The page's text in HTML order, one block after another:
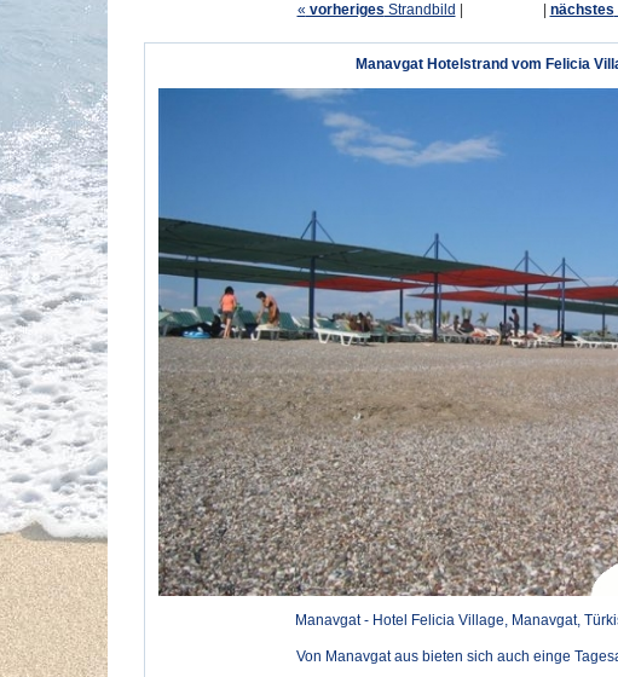
« vorheriges Strandbild nächstes
Manavgat Hotelstrand vom Felicia
Manavgat - Hotel Felicia Village, Manavgat,
Von Manavgat aus bieten sich auch einge